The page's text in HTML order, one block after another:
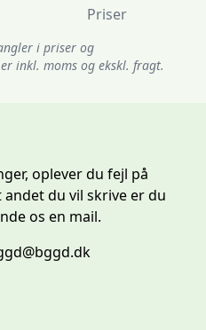
Priser
i priser og
inkl. moms og ekskl. fragt.
oplever du fejl på
du vil skrive er du
os en mail.